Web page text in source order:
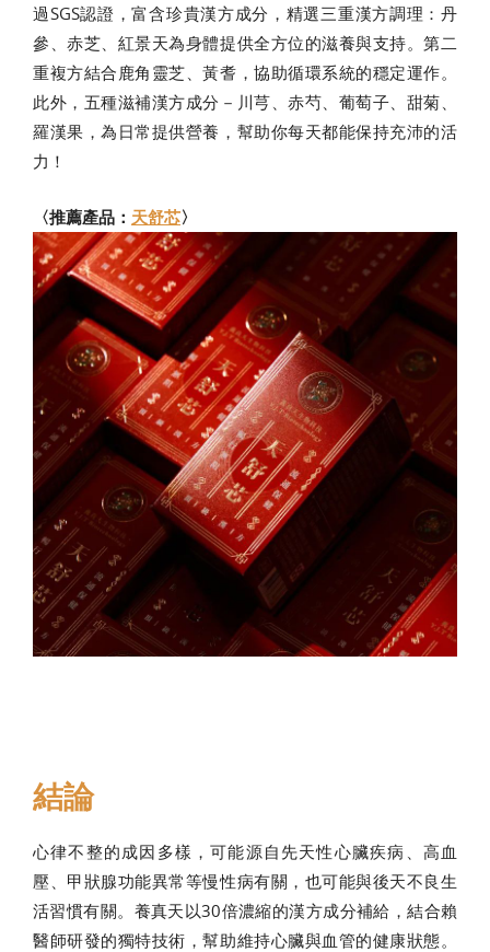
過SGS認證，富含珍貴漢方成分，精選三重漢方調理：丹
參、赤芝、紅景天為身體提供全方位的滋養與支持。第二
重複方結合鹿角靈芝、黃耆，協助循環系統的穩定運作。
此外，五種滋補漢方成分－川芎、赤芍、葡萄子、甜菊、
羅漢果，為日常提供營養，幫助你每天都能保持充沛的活
力！
〈推薦產品： 天舒芯〉
結論
心律不整的成因多樣，可能源自先天性心臟疾病、高血
壓、甲狀腺功能異常等慢性病有關，也可能與後天不良生
活習慣有關。養真天以30倍濃縮的漢方成分補給，結合賴
醫師研發的獨特技術，幫助維持心臟與血管的健康狀態。